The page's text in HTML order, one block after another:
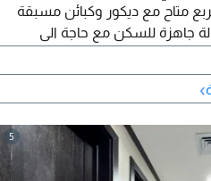
550 + متر مربع متاح مع ديكور وكبائن مسبقة
جاهزة للسكن مع حاجة الى
اطلالة بانورامية على البحر
ووصول سهل الى طريق الخليج. الإيجار 12 - 13 دينار كويتي للمتر
لمشاهدة وتأجير هذه
›
5